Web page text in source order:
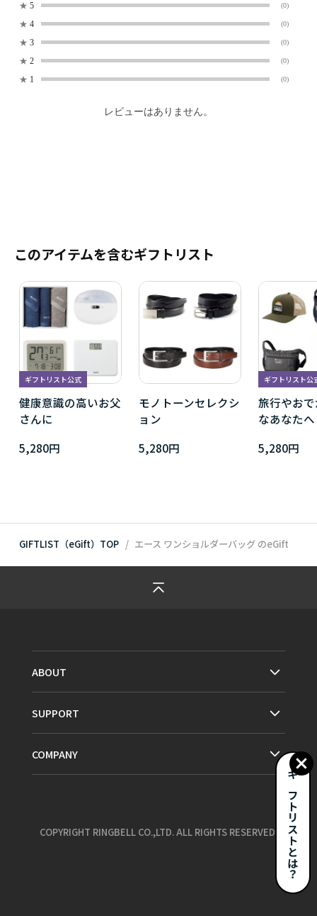
★ 5 (0)
★ 4 (0)
★ 3 (0)
★ 2 (0)
★ 1 (0)
レビューはありません。
このアイテムを含むギフトリスト
ギフトリスト公式
健康意識の高いお父
さんに
5,280円
モノトーンセレクシ
ョン
5,280円
ギフトリスト公
旅行やお
なあなたへ
5,280円
GIFTLIST（eGift）TOP エース ワンショルダーバッグ のeGift
ギフトリストとは？
ABOUT
SUPPORT
COMPANY
COPYRIGHT RINGBELL CO.,LTD. ALL RIGHTS RESERVED.